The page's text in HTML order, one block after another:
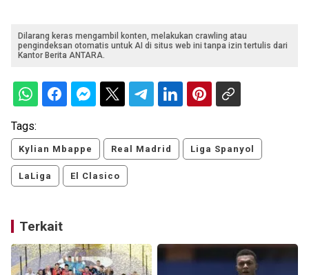
Dilarang keras mengambil konten, melakukan crawling atau
pengindeksan otomatis untuk AI di situs web ini tanpa izin tertulis dari
Kantor Berita ANTARA.
Tags:
Kylian Mbappe Real Madrid Liga Spanyol
LaLiga El Clasico
Terkait